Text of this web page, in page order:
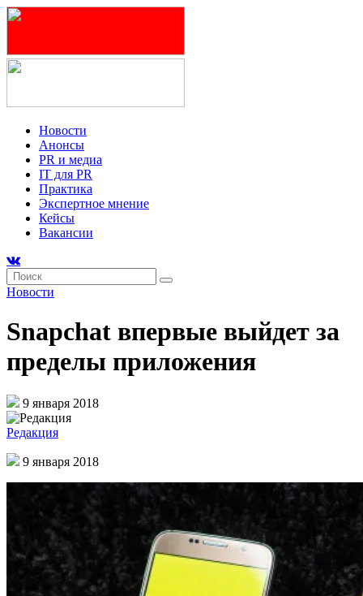
Новости
Анонсы
PR и медиа
IT для PR
Практика
Экспертное мнение
Кейсы
Вакансии
Новости
Snapchat впервые выйдет за
пределы приложения
9 января 2018
Редакция
9 января 2018